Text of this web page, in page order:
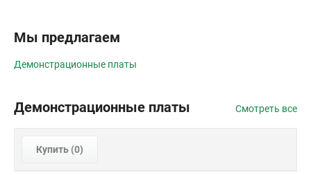
Мы предлагаем
Демонстрационные платы
Демонстрационные платы Смотреть все
Купить (0)